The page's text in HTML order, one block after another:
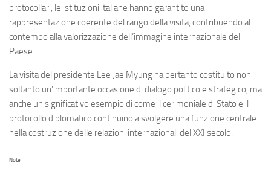
protocollari, le istituzioni italiane hanno garantito una
rappresentazione coerente del rango della visita, contribuendo al
contempo alla valorizzazione dell’immagine internazionale del
Paese.
La visita del presidente Lee Jae Myung ha pertanto costituito non
soltanto un’importante occasione di dialogo politico e strategico, ma
anche un significativo esempio di come il cerimoniale di Stato e il
protocollo diplomatico continuino a svolgere una funzione centrale
nella costruzione delle relazioni internazionali del XXI secolo.
Note